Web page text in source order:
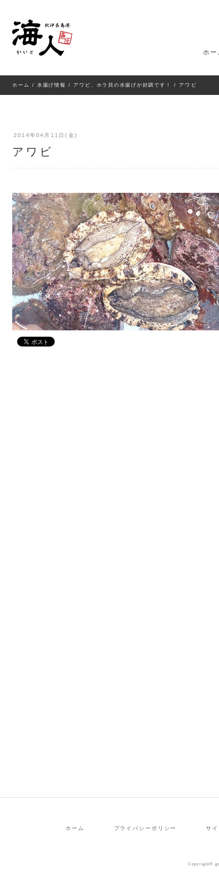
ホー
ホーム / 水揚げ情報 / アワビ、ホラ貝の水揚げが好調です！ / アワビ
2014年04月11日(金)
アワビ
ホーム プライバシーポリシー サ
Copyright©